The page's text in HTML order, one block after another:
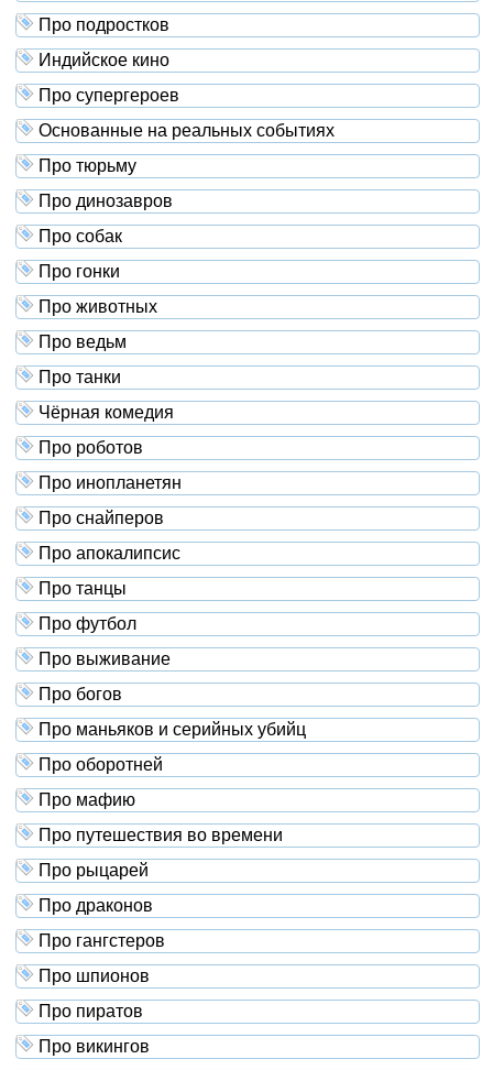
Про подростков
Индийское кино
Про супергероев
Основанные на реальных событиях
Про тюрьму
Про динозавров
Про собак
Про гонки
Про животных
Про ведьм
Про танки
Чёрная комедия
Про роботов
Про инопланетян
Про снайперов
Про апокалипсис
Про танцы
Про футбол
Про выживание
Про богов
Про маньяков и серийных убийц
Про оборотней
Про мафию
Про путешествия во времени
Про рыцарей
Про драконов
Про гангстеров
Про шпионов
Про пиратов
Про викингов